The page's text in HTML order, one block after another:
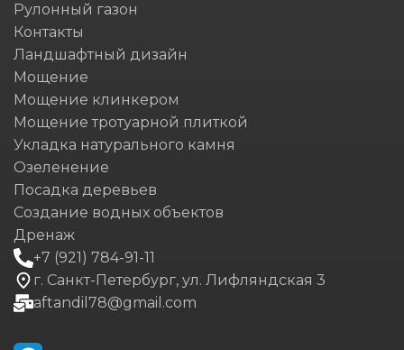
Рулонный газон
Контакты
Ландшафтный дизайн
Мощение
Мощение клинкером
Мощение тротуарной плиткой
Укладка натурального камня
Озеленение
Посадка деревьев
Создание водных объектов
Дренаж
+7 (921) 784-91-11
г. Санкт-Петербург, ул. Лифляндская 3
aftandil78@gmail.com